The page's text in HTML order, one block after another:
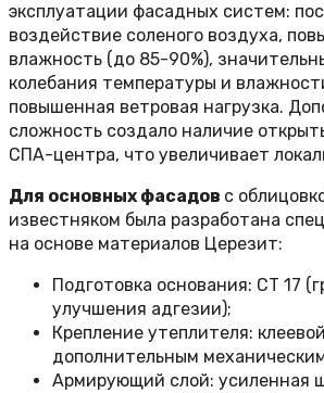
эксплуатации фасадных систем:
воздействие соленого воздуха,
влажность (до 85-90%),
колебания температуры и
повышенная ветровая нагрузка.
сложность создало наличие
СПА-центра, что увеличивает
Для основных фасадов с
известняком была разработана
на основе материалов Церезит:
Подготовка основания: СТ 17
улучшения адгезии);
Крепление утеплителя:
дополнительным
Армирующий слой: усиленная